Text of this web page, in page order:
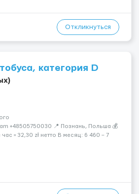
Откликнуться
категория D
+48505750030 📍 Познань, Польша 💰
час = 32,30 zł нетто В месяц: 6 460 – 7
+1 zł к ставке для тех, кто арендует